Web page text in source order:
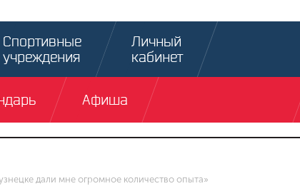
Спортивные
учреждения
Личный
кабинет
Афиша
дали мне огромное количество опыта»